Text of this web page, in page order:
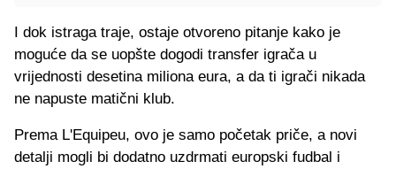
I dok istraga traje, ostaje otvoreno pitanje kako je
moguće da se uopšte dogodi transfer igrača u
vrijednosti desetina miliona eura, a da ti igrači nikada
ne napuste matični klub.
Prema L'Equipeu, ovo je samo početak priče, a novi
detalji mogli bi dodatno uzdrmati europski fudbal i